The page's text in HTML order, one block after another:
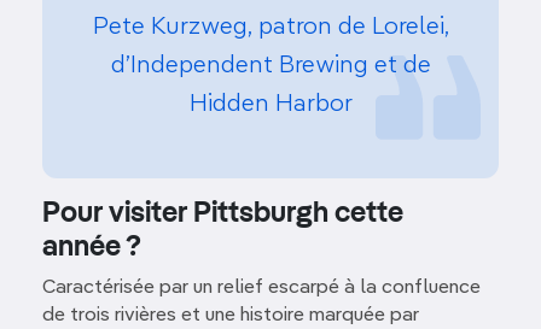
Pete Kurzweg, patron de Lorelei,
d’Independent Brewing et de
Hidden Harbor
Pour visiter Pittsburgh cette
année ?
Caractérisée par un relief escarpé à la confluence
de trois rivières et une histoire marquée par